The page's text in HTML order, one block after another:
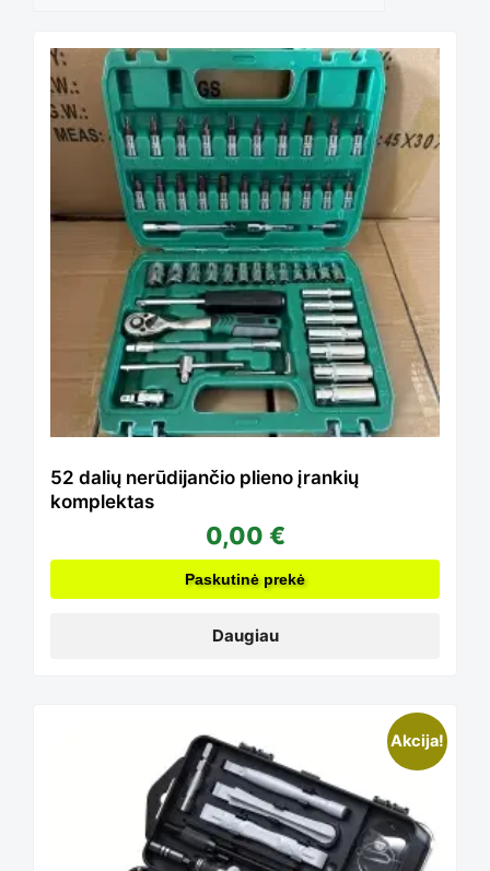
pagal
kainą:
nuo
mažos
iki
didelės
52 dalių nerūdijančio plieno įrankių
komplektas
0,00 €
Paskutinė prekė
Daugiau
Akcija!
This
product